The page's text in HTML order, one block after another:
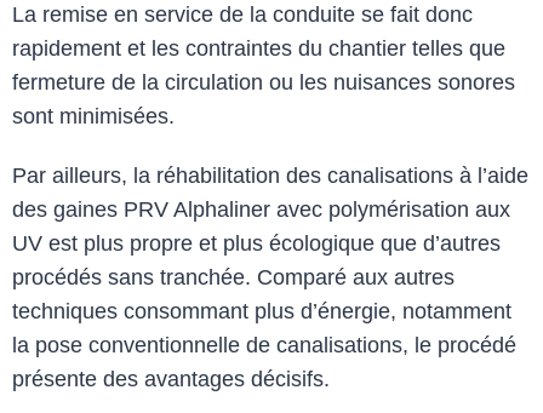
La remise en service de la conduite se fait donc
rapidement et les contraintes du chantier telles que
fermeture de la circulation ou les nuisances sonores
sont minimisées.
Par ailleurs, la réhabilitation des canalisations à l’aide
des gaines PRV Alphaliner avec polymérisation aux
UV est plus propre et plus écologique que d’autres
procédés sans tranchée. Comparé aux autres
techniques consommant plus d’énergie, notamment
la pose conventionnelle de canalisations, le procédé
présente des avantages décisifs.